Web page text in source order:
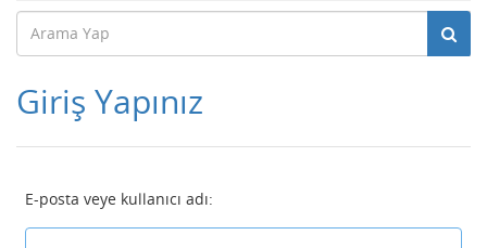
Giriş Yapınız
E-posta veye kullanıcı adı: